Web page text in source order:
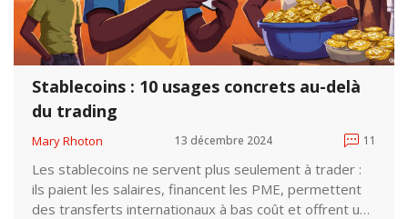
Stablecoins : 10 usages concrets au-delà
du trading
Mary Rhoton 13 décembre 2024 11
Les stablecoins ne servent plus seulement à trader :
ils paient les salaires, financent les PME, permettent
des transferts internationaux à bas coût et offrent une